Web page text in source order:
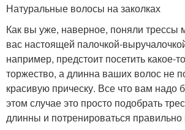
Натуральные волосы на заколках
Как вы уже, наверное, поняли трессы
вас настоящей палочкой-
например, предстоит посетить какое-
торжество, а длинна ваших волос не
красивую прическу. Все что вам надо
этом случае это просто подобрать
длинны и потренироваться правильно